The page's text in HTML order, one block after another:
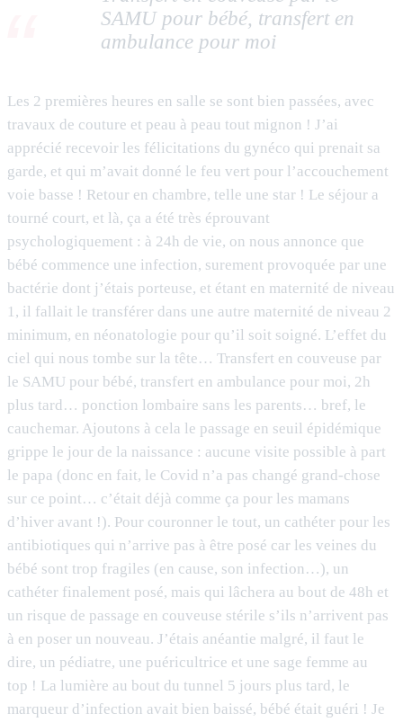
SAMU pour bébé, transfert en
ambulance pour moi
Les 2 premières heures en salle se sont bien passées, avec
travaux de couture et peau à peau tout mignon ! J’ai
apprécié recevoir les félicitations du gynéco qui prenait sa
garde, et qui m’avait donné le feu vert pour l’accouchement
voie basse ! Retour en chambre, telle une star ! Le séjour a
tourné court, et là, ça a été très éprouvant
psychologiquement : à 24h de vie, on nous annonce que
bébé commence une infection, surement provoquée par une
bactérie dont j’étais porteuse, et étant en maternité de niveau
1, il fallait le transférer dans une autre maternité de niveau 2
minimum, en néonatologie pour qu’il soit soigné. L’effet du
ciel qui nous tombe sur la tête… Transfert en couveuse par
le SAMU pour bébé, transfert en ambulance pour moi, 2h
plus tard… ponction lombaire sans les parents… bref, le
cauchemar. Ajoutons à cela le passage en seuil épidémique
grippe le jour de la naissance : aucune visite possible à part
le papa (donc en fait, le Covid n’a pas changé grand-chose
sur ce point… c’était déjà comme ça pour les mamans
d’hiver avant !). Pour couronner le tout, un cathéter pour les
antibiotiques qui n’arrive pas à être posé car les veines du
bébé sont trop fragiles (en cause, son infection…), un
cathéter finalement posé, mais qui lâchera au bout de 48h et
un risque de passage en couveuse stérile s’ils n’arrivent pas
à en poser un nouveau. J’étais anéantie malgré, il faut le
dire, un pédiatre, une puéricultrice et une sage femme au
top ! La lumière au bout du tunnel 5 jours plus tard, le
marqueur d’infection avait bien baissé, bébé était guéri ! Je